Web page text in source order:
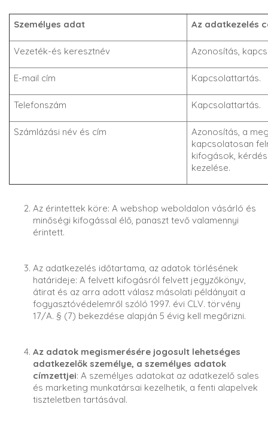
Személyes adat Az adatkezelés
Vezeték-és keresztnév Azonosítás,
E-mail cím Kapcsolattartás.
Telefonszám Kapcsolattartás.
Számlázási név és cím
Azonosítás, a
kapcsolatosan
kifogások,
kezelése.
Az érintettek köre: A webshop weboldalon vásárló és
minőségi kifogással élő, panaszt tevő valamennyi
érintett.
Az adatkezelés időtartama, az adatok törlésének
határideje: A felvett kifogásról felvett jegyzőkönyv,
átirat és az arra adott válasz másolati példányait a
fogyasztóvédelemről szóló 1997. évi CLV. törvény
17/A. § (7) bekezdése alapján 5 évig kell megőrizni.
Az adatok megismerésére jogosult lehetséges
adatkezelők személye, a személyes adatok
címzettjei: A személyes adatokat az adatkezelő sales
és marketing munkatársai kezelhetik, a fenti alapelvek
tiszteletben tartásával.